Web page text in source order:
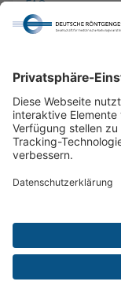
FAQ.
Werden Sie auch